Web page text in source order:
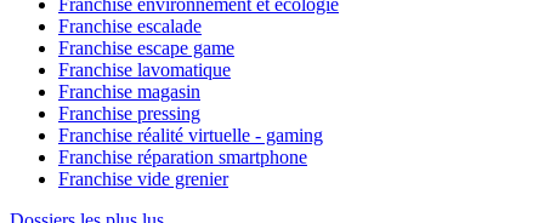
Franchise environnement et écologie
Franchise escalade
Franchise escape game
Franchise lavomatique
Franchise magasin
Franchise pressing
Franchise réalité virtuelle - gaming
Franchise réparation smartphone
Franchise vide grenier